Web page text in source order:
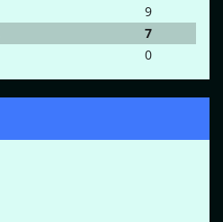
9
7
0